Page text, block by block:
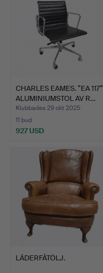
CHARLES EAMES. ”EA 117”
ALUMINIUMSTOL AV R…
Klubbades 29 okt 2025
11 bud
927 USD
LÄDERFÅTÖLJ.